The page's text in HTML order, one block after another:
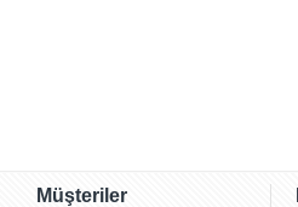
Müşteriler